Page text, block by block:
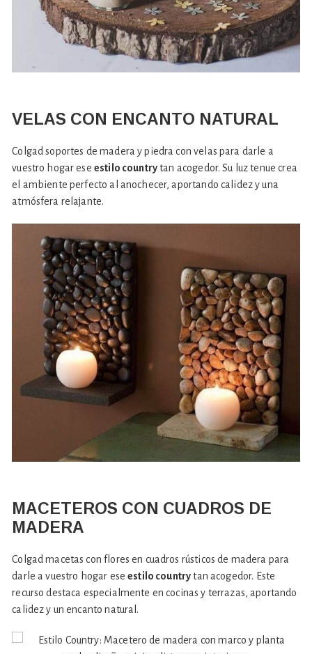
VELAS CON ENCANTO NATURAL
Colgad soportes de madera y piedra con velas para darle a
vuestro hogar ese estilo countrytan acogedor. Su luz tenue crea
el ambiente perfecto al anochecer, aportando calidez y una
atmósfera relajante.
MACETEROS CON CUADROS DE
MADERA
Colgad macetas con flores en cuadros rústicos de madera para
darle a vuestro hogar eseestilo countrytan acogedor. Este
recurso destaca especialmente en cocinas y terrazas, aportando
calidez y un encanto natural.